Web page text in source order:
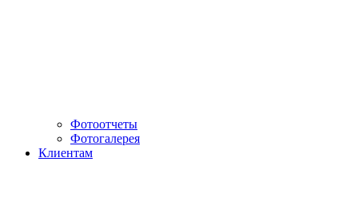
Фотоотчеты
Фотогалерея
Клиентам